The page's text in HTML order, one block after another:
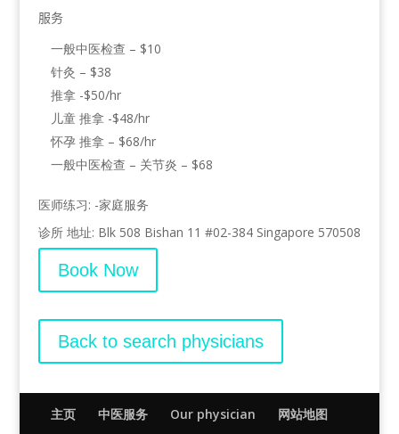
服务
一般中医检查 – $10
针灸 – $38
推拿 -$50/hr
儿童 推拿 -$48/hr
怀孕 推拿 – $68/hr
一般中医检查 – 关节炎 – $68
医师练习: -家庭服务
诊所 地址: Blk 508 Bishan 11 #02-384 Singapore 570508
Book Now
Back to search physicians
主页 中医服务 Our physician 网站地图